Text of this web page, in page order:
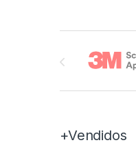
+Vendidos